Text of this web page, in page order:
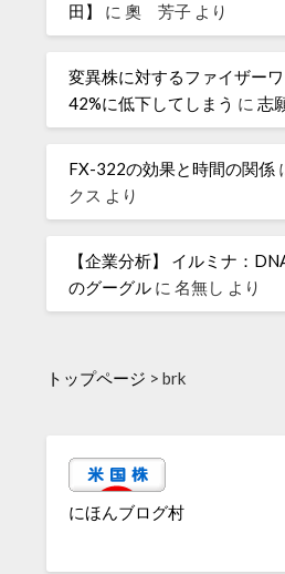
田】
に奧 芳子 より
変異株に対するファイザー
42%に低下してしまう に志
FX-322の効果と時間の関係
クス より
【企業分析】 イルミナ：
のグーグル に名無し より
トップページ >brk
にほんブログ村